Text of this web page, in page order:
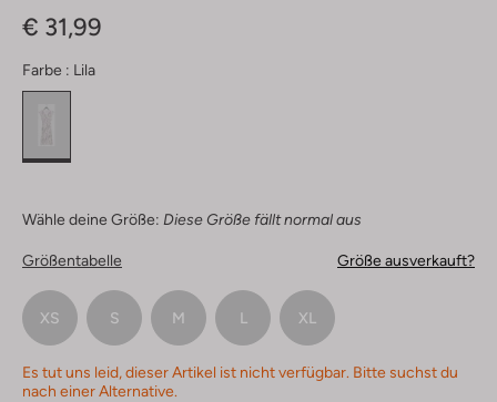
€ 31,99
Farbe : Lila
Wähle deine Größe: Diese Größe fällt normal aus
Größentabelle Größe ausverkauft?
XS S M L XL
Es tut uns leid, dieser Artikel ist nicht verfügbar. Bitte suchst du
nach einer Alternative.